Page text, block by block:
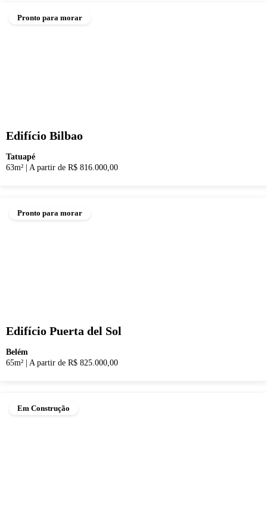
Pronto para morar
Edifício Bilbao
Tatuapé
63m²
A partir de R$ 816.000,00
Pronto para morar
Edifício Puerta del Sol
Belém
65m²
A partir de R$ 825.000,00
Em Construção